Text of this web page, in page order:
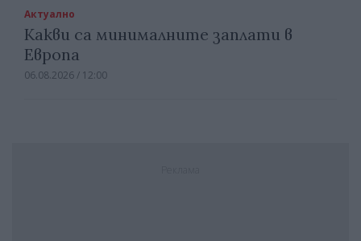
Актуално
Какви са минималните заплати в
Европа
06.08.2026 / 12:00